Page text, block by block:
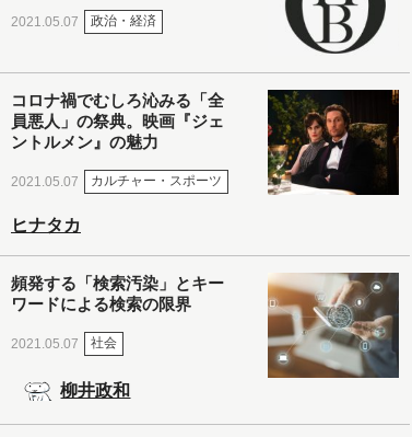
2021.05.07 政治・経済
コロナ禍でむしろ沁みる「全
員悪人」の祭典。映画『ジェ
ントルメン』の魅力
2021.05.07 カルチャー・スポーツ
ヒナタカ
頻発する「検索汚染」とキー
ワードによる検索の限界
2021.05.07 社会
柳井政和